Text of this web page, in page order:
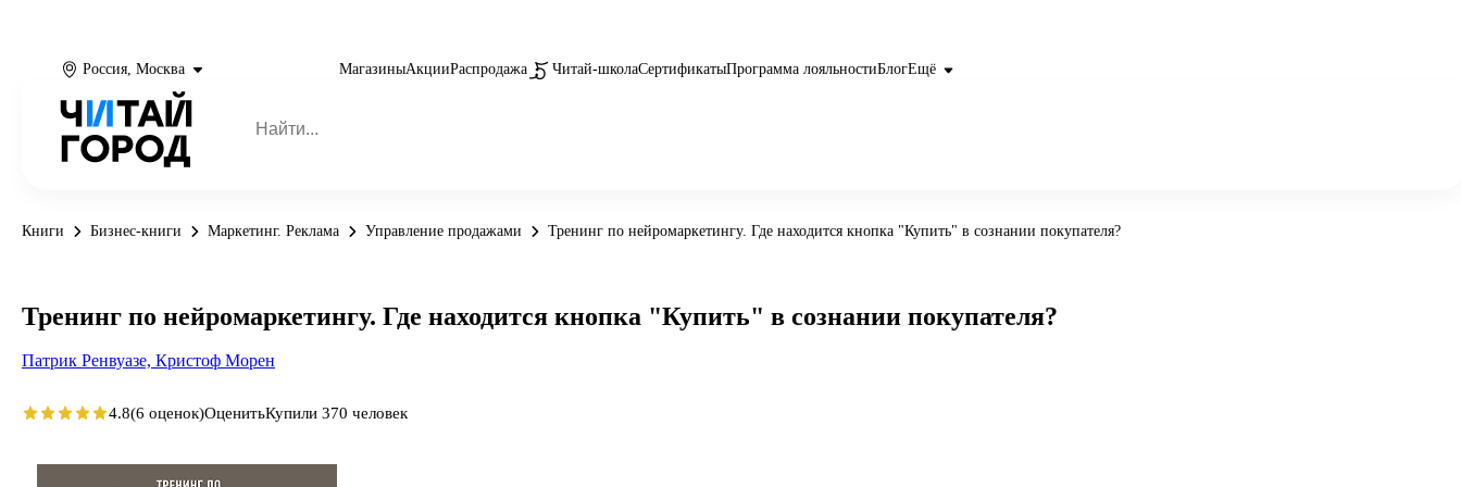
Россия, Москва МагазиныАкцииРаспродажа Читай-школаСертификатыПрограмма лояльностиБлогЕщё
Книги Бизнес-книги Маркетинг. Реклама Управление продажами Тренинг по нейромаркетингу. Где находится кнопка "Купить" в сознании покупателя?
Тренинг по нейромаркетингу. Где находится кнопка "Купить" в сознании покупателя?
Патрик Ренвуазе, Кристоф Морен
4.8(6 оценок)ОценитьКупили 370 человек